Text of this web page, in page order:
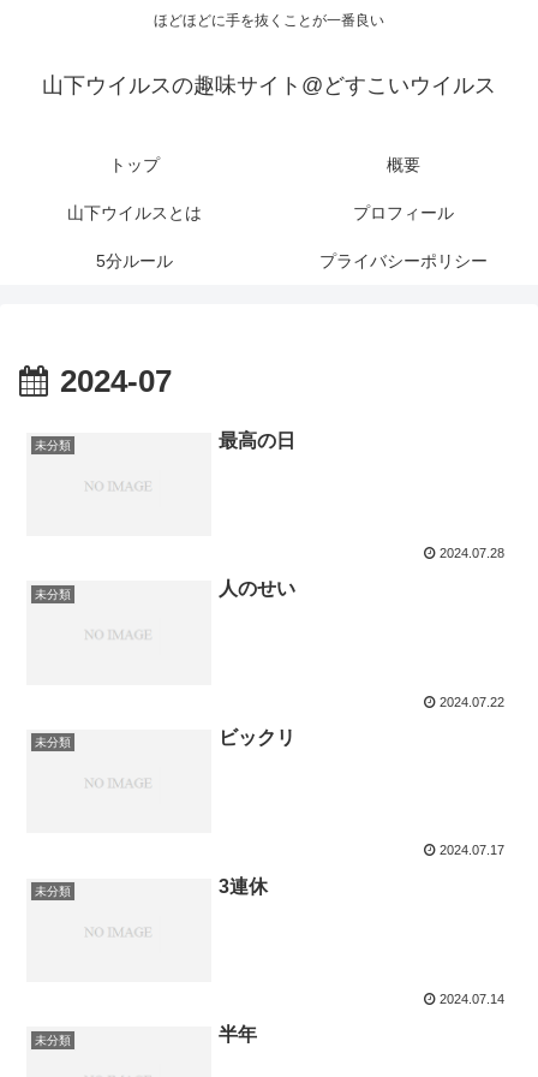
ほどほどに手を抜くことが一番良い
山下ウイルスの趣味サイト@どすこいウイルス
トップ 概要
山下ウイルスとは プロフィール
5分ルール プライバシーポリシー
2024-07
未分類 最高の日
2024.07.28
未分類 人のせい
2024.07.22
未分類 ビックリ
2024.07.17
未分類 3連休
2024.07.14
未分類 半年